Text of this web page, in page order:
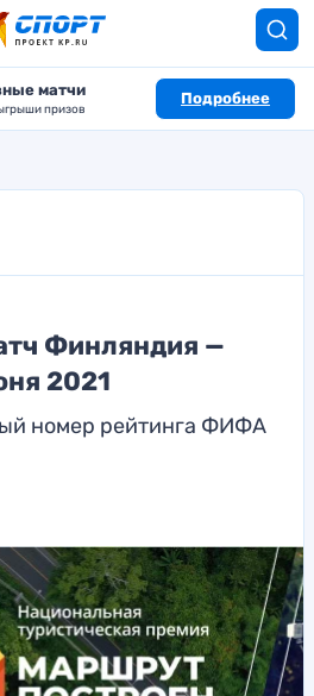
матчи
призов
Подробнее
Финляндия —
2021
номер рейтинга ФИФА